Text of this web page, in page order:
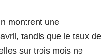
montrent une
tandis que le taux de
sur trois mois ne